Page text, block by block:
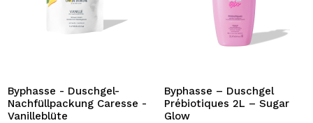
Byphasse - Duschgel-
Nachfüllpackung Caresse -
Vanilleblüte
Byphasse – Duschgel
Prébiotiques 2L – Sugar
Glow